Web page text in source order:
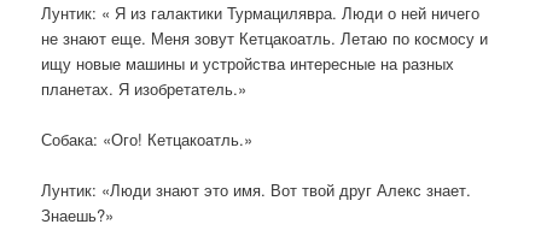
Лунтик: « Я из галактики Турмацилявра. Люди о ней ничего
не знают еще. Меня зовут Кетцакоатль. Летаю по космосу и
ищу новые машины и устройства интересные на разных
планетах. Я изобретатель.»
Собака: «Ого! Кетцакоатль.»
Лунтик: «Люди знают это имя. Вот твой друг Алекс знает.
Знаешь?»